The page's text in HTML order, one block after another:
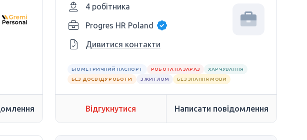
4 робітника
Progres HR Poland
Дивитися контакти
БІОМЕТРИЧНИЙ ПАСПОРТ РОБОТА НА ЗАРАЗ
ХАРЧУВАННЯ
БЕЗ ДОСВІДУ РОБОТИ
З ЖИТЛОМ БЕЗ ЗНАННЯ МОВИ
Відгукнутися Написати повідомлення